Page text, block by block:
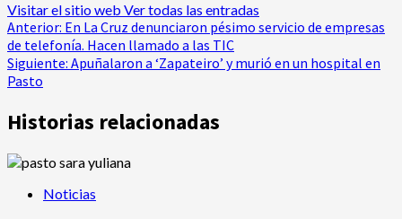
Visitar el sitio web Ver todas las entradas
Navegación
de
entradas
Anterior: En La Cruz denunciaron pésimo servicio de empresas
de telefonía. Hacen llamado a las TIC
Siguiente: Apuñalaron a ‘Zapateiro’ y murió en un hospital en
Pasto
Historias relacionadas
Noticias